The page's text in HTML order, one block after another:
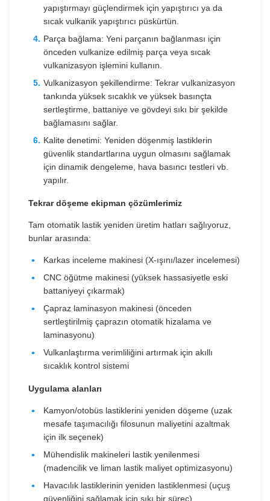
yapıştırmayı güçlendirmek için yapıştırıcı ya da
sıcak vulkanik yapıştırıcı püskürtün.
Parça bağlama: Yeni parçanın bağlanması için
önceden vulkanize edilmiş parça veya sıcak
vulkanizasyon işlemini kullanın.
Vulkanizasyon şekillendirme: Tekrar vulkanizasyon
tankında yüksek sıcaklık ve yüksek basınçta
sertleştirme, battaniye ve gövdeyi sıkı bir şekilde
bağlamasını sağlar.
Kalite denetimi: Yeniden döşenmiş lastiklerin
güvenlik standartlarına uygun olmasını sağlamak
için dinamik dengeleme, hava basıncı testleri vb.
yapılır.
Tekrar döşeme ekipman çözümlerimiz
Tam otomatik lastik yeniden üretim hatları sağlıyoruz,
bunlar arasında:
Karkas inceleme makinesi (X-ışını/lazer incelemesi)
CNC öğütme makinesi (yüksek hassasiyetle eski
battaniyeyi çıkarmak)
Çapraz laminasyon makinesi (önceden
sertleştirilmiş çaprazın otomatik hizalama ve
laminasyonu)
Vulkanlaştırma verimliliğini artırmak için akıllı
sıcaklık kontrol sistemi
Uygulama alanları
Kamyon/otobüs lastiklerini yeniden döşeme (uzak
mesafe taşımacılığı filosunun maliyetini azaltmak
için ilk seçenek)
Mühendislik makineleri lastik yenilenmesi
(madencilik ve liman lastik maliyet optimizasyonu)
Havacılık lastiklerinin yeniden lastiklenmesi (uçuş
güvenliğini sağlamak için sıkı bir süreç)